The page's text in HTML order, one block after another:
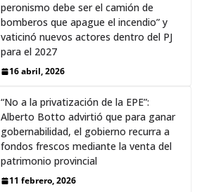
peronismo debe ser el camión de
bomberos que apague el incendio” y
vaticinó nuevos actores dentro del PJ
para el 2027
16 abril, 2026
“No a la privatización de la EPE”:
Alberto Botto advirtió que para ganar
gobernabilidad, el gobierno recurra a
fondos frescos mediante la venta del
patrimonio provincial
11 febrero, 2026